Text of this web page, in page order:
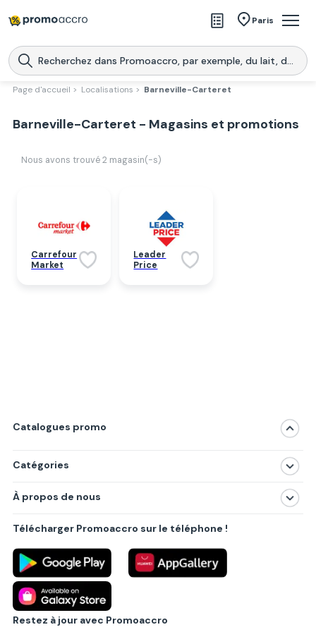
Paris
Magasins
Produits
Promoaccro
l'application
Page d'accueil > Localisations > Barneville-Carteret
Barneville-Carteret - Magasins et promotions
Nous avons trouvé 2 magasin(-s)
Carrefour
Market
Leader
Price
Catalogues promo
Catégories
Produits
Villes principales
À propos de nous
Politique de confidentialité
Règlements
Partenariat B2B
Blog
Contact
Télécharger Promoaccro sur le téléphone !
Restez à jour avec Promoaccro